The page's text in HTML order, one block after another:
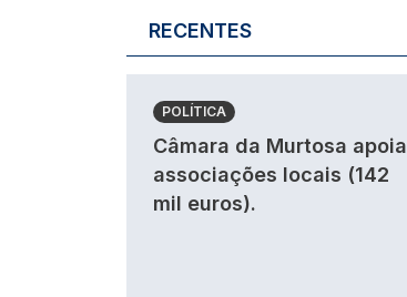
RECENTES
POLÍTICA
Câmara da Murtosa apoia
associações locais (142
mil euros).